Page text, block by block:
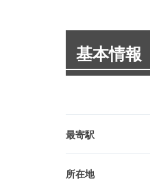
基本情報
最寄駅
所在地